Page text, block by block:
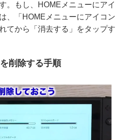
。もし、HOMEメニューにアイ
、「HOMEメニューにアイコン
てから「消去する」をタップす
削除する手順